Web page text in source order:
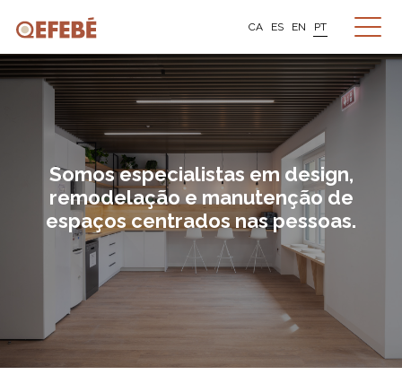
CA ES EN PT
Somos especialistas em design,
remodelação e manutenção de
espaços centrados nas pessoas.